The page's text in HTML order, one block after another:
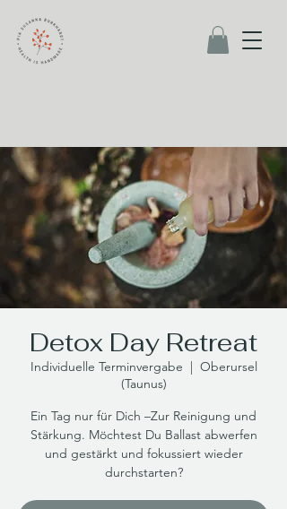
Detox Day Retreat
Individuelle Terminvergabe
  |
Oberursel
(Taunus)
Ein Tag nur für Dich –Zur Reinigung und
Stärkung. Möchtest Du Ballast abwerfen
und gestärkt und fokussiert wieder
durchstarten?